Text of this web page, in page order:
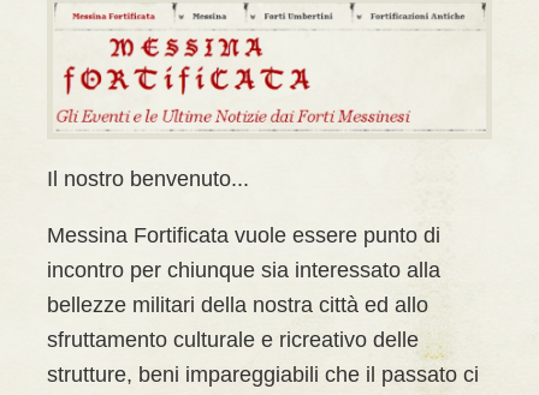
Il nostro benvenuto...
Messina Fortificata vuole essere punto di
incontro per chiunque sia interessato alla
bellezze militari della nostra città ed allo
sfruttamento culturale e ricreativo delle
strutture, beni impareggiabili che il passato ci